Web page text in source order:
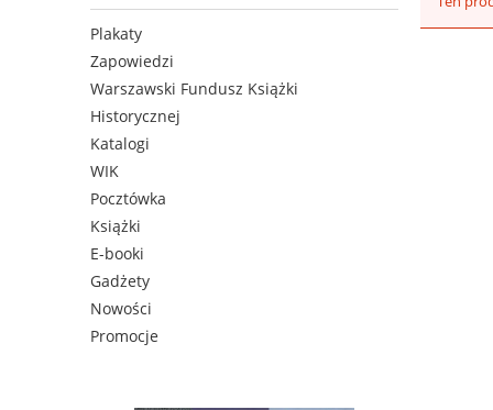
Plakaty
Zapowiedzi
Warszawski Fundusz Książki
Historycznej
Katalogi
WIK
Pocztówka
Książki
E-booki
Gadżety
Nowości
Promocje